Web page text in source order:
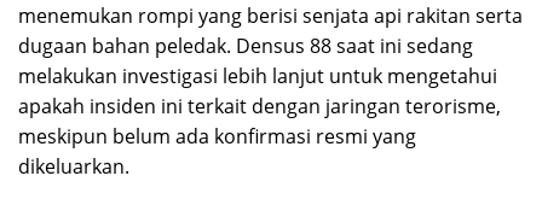
menemukan rompi yang berisi senjata api rakitan serta
dugaan bahan peledak. Densus 88 saat ini sedang
melakukan investigasi lebih lanjut untuk mengetahui
apakah insiden ini terkait dengan jaringan terorisme,
meskipun belum ada konfirmasi resmi yang
dikeluarkan.